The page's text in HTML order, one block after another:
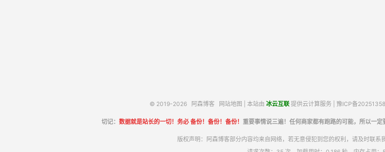
© 2019-2026 阿森博客 网站地图 | 本站由 冰云互联 提供云计算服务 | 豫ICP备
切记： 数据就是站长的一切！务必 备份！备份！备份！ 重要事情说三遍！任何商家都有跑路的可能，所以一
版权声明：阿森博客部分内容均来自网络，若无意侵犯到您的权利，请及时联系